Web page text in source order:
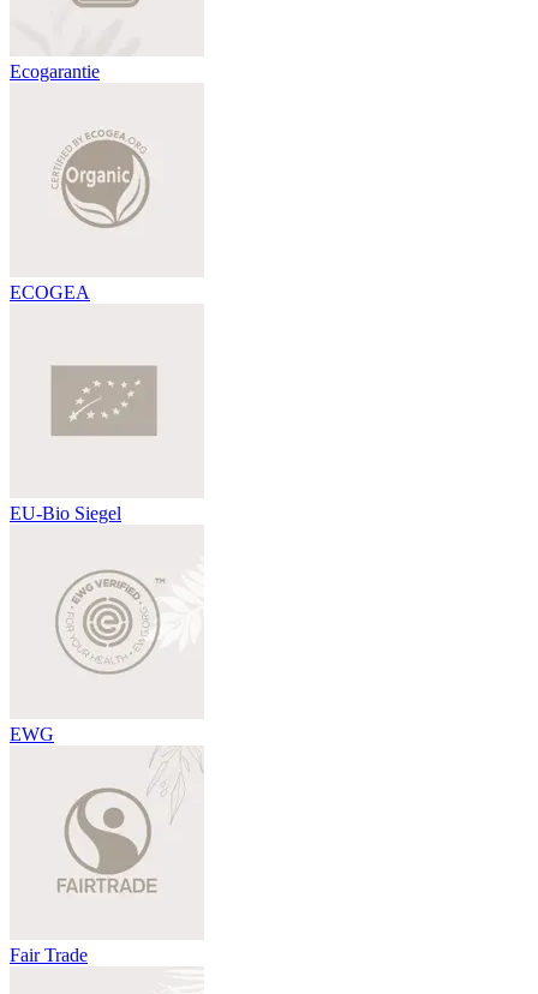
Ecogarantie
ECOGEA
EU-Bio Siegel
EWG
Fair Trade